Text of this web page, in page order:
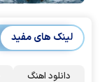
لینک های مفید
دانلود اهنگ